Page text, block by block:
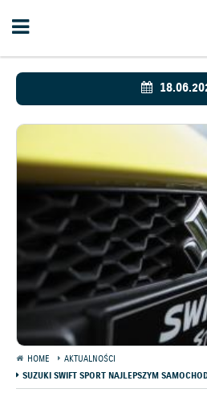
HOME
AKTUALNOŚCI
SUZUKI SWIFT SPORT NAJLEPSZYM